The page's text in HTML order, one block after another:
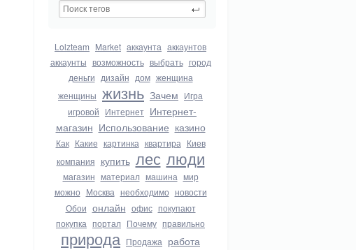
Lolzteam Market аккаунта аккаунтов
аккаунты возможность выбрать город
деньги дизайн дом женщина
женщины жизнь Зачем Игра
игровой Интернет Интернет-
магазин Использование казино
Как Какие картинка квартира Киев
компания купить лес люди
магазин материал машина мир
можно Москва необходимо новости
Обои онлайн офис покупают
покупка портал Почему правильно
природа Продажа работа